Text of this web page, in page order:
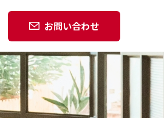
お問い合わせ